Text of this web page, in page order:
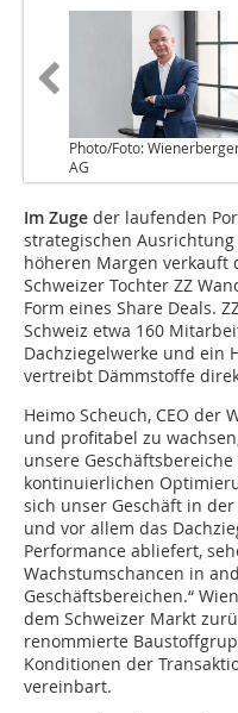
Photo/Foto:
AG
Im Zuge der laufenden
strategischen
höheren Margen verkauft
Schweizer Tochter ZZ
Form eines Share Deals.
Schweiz etwa 160
Dachziegelwerke und ein
vertreibt Dämmstoffe
Heimo Scheuch, CEO der
und profitabel zu
unsere
kontinuierlichen
sich unser Geschäft in
und vor allem das
Performance abliefert,
Wachstumschancen in
Geschäftsbereichen.“
dem Schweizer Markt
renommierte
Konditionen der
vereinbart.